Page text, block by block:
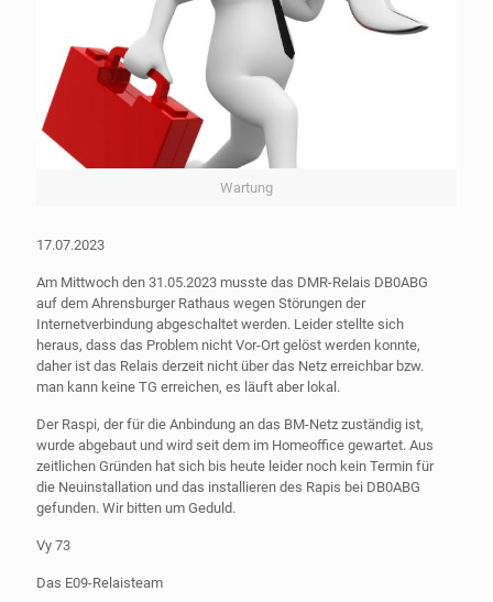
Wartung
17.07.2023
Am Mittwoch den 31.05.2023 musste das DMR-Relais DB0ABG
auf dem Ahrensburger Rathaus wegen Störungen der
Internetverbindung abgeschaltet werden. Leider stellte sich
heraus, dass das Problem nicht Vor-Ort gelöst werden konnte,
daher ist das Relais derzeit nicht über das Netz erreichbar bzw.
man kann keine TG erreichen, es läuft aber lokal.
Der Raspi, der für die Anbindung an das BM-Netz zuständig ist,
wurde abgebaut und wird seit dem im Homeoffice gewartet. Aus
zeitlichen Gründen hat sich bis heute leider noch kein Termin für
die Neuinstallation und das installieren des Rapis bei DB0ABG
gefunden. Wir bitten um Geduld.
Vy 73
Das E09-Relaisteam